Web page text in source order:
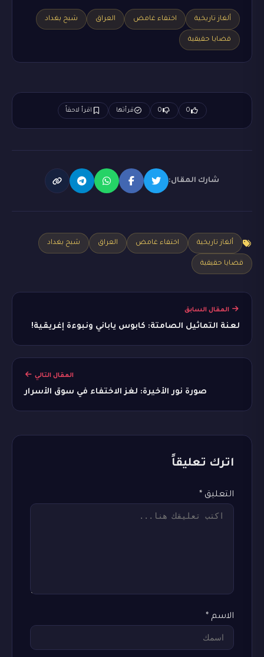
ألغاز تاريخية اختفاء غامض العراق شبح بغداد
قضايا حقيقية
0
0 قرأتها اقرأ لاحقاً
شارك المقال:
ألغاز تاريخية اختفاء غامض العراق شبح بغداد
قضايا حقيقية
المقال السابق
لعنة التماثيل الصامتة: كابوس ياباني ونبوءة إغريقية!
المقال التالي
صورة نور الأخيرة: لغز الاختفاء في سوق الأسرار
اترك تعليقاً
التعليق *
الاسم *